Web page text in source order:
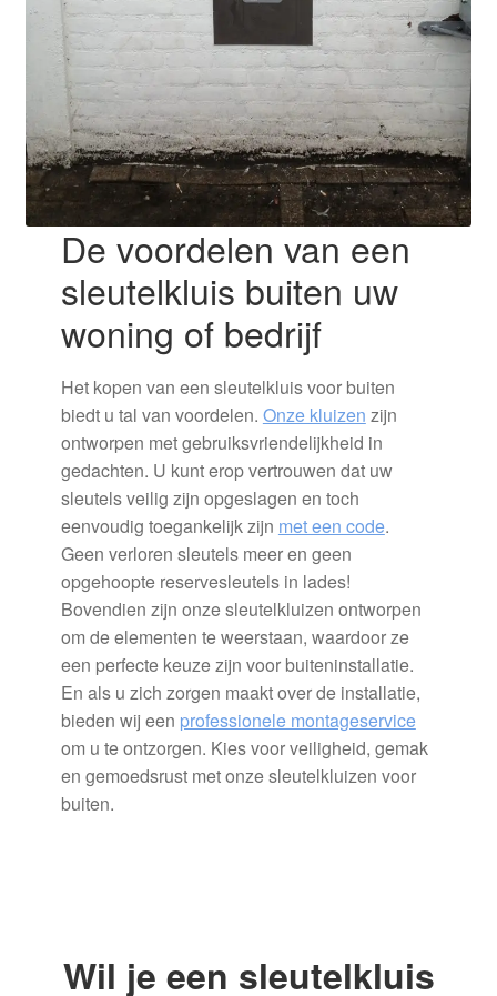
De voordelen van een
sleutelkluis buiten uw
woning of bedrijf
Het kopen van een sleutelkluis voor buiten
biedt u tal van voordelen. Onze kluizen zijn
ontworpen met gebruiksvriendelijkheid in
gedachten. U kunt erop vertrouwen dat uw
sleutels veilig zijn opgeslagen en toch
eenvoudig toegankelijk zijn met een code.
Geen verloren sleutels meer en geen
opgehoopte reservesleutels in lades!
Bovendien zijn onze sleutelkluizen ontworpen
om de elementen te weerstaan, waardoor ze
een perfecte keuze zijn voor buiteninstallatie.
En als u zich zorgen maakt over de installatie,
bieden wij een professionele montageservice
om u te ontzorgen. Kies voor veiligheid, gemak
en gemoedsrust met onze sleutelkluizen voor
buiten.
Wil je een sleutelkluis